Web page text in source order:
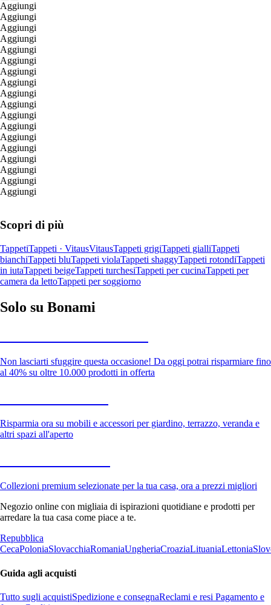
Aggiungi
Aggiungi
Aggiungi
Aggiungi
Aggiungi
Aggiungi
Aggiungi
Aggiungi
Aggiungi
Aggiungi
Aggiungi
Aggiungi
Aggiungi
Aggiungi
Aggiungi
Aggiungi
Aggiungi
Aggiungi
Scopri di più
TappetiTappeti · VitausVitausTappeti grigiTappeti gialliTappeti
bianchiTappeti bluTappeti violaTappeti shaggyTappeti rotondiTappeti
in iutaTappeti beigeTappeti turchesiTappeti per cucinaTappeti per
camera da lettoTappeti per soggiorno
Solo su Bonami
Non lasciarti sfuggire questa occasione! Da oggi potrai risparmiare fino
al 40% su oltre 10.000 prodotti in offerta
Risparmia ora su mobili e accessori per giardino, terrazzo, veranda e
altri spazi all'aperto
Collezioni premium selezionate per la tua casa, ora a prezzi migliori
Negozio online con migliaia di ispirazioni quotidiane e prodotti per
arredare la tua casa come piace a te.
Repubblica
CecaPoloniaSlovacchiaRomaniaUngheriaCroaziaLituaniaLettonia
Guida agli acquisti
Tutto sugli acquistiSpedizione e consegnaReclami e resi Pagamento e